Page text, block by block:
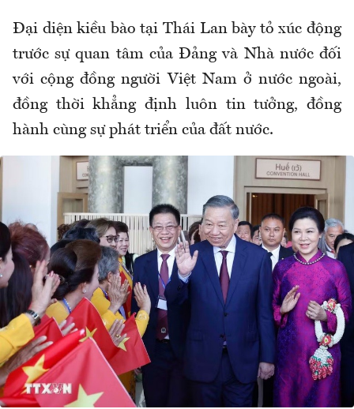
Đại diện kiều bào tại Thái Lan bày tỏ xúc động
trước sự quan tâm của Đảng và Nhà nước đối
với cộng đồng người Việt Nam ở nước ngoài,
đồng thời khẳng định luôn tin tưởng, đồng
hành cùng sự phát triển của đất nước.